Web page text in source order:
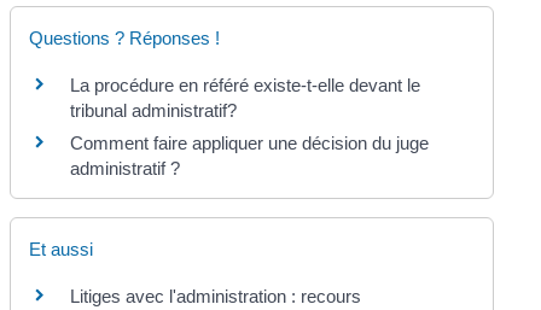
Questions ? Réponses !
La procédure en référé existe-t-elle devant le
tribunal administratif?
Comment faire appliquer une décision du juge
administratif ?
Et aussi
Litiges avec l'administration : recours